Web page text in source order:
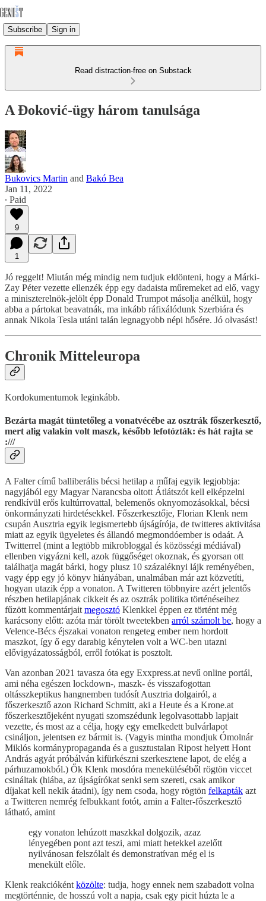
Subscribe Sign in
Read distraction-free on Substack
A Đoković-ügy három tanulsága
Bukovics Martin and Bakó Bea
Jan 11, 2022
∙ Paid
9
1
Jó reggelt! Miután még mindig nem tudjuk eldönteni, hogy a Márki-
Zay Péter vezette ellenzék épp egy dadaista műremeket ad elő, vagy
a miniszterelnök-jelölt épp Donald Trumpot másolja anélkül, hogy
abba a pártokat beavatnák, ma inkább ráfixálódunk Szerbiára és
annak Nikola Tesla utáni talán legnagyobb népi hősére. Jó olvasást!
Chronik Mitteleuropa
Kordokumentumok leginkább.
Bezárta magát tüntetőleg a vonatvécébe az osztrák főszerkesztő,
mert alig valakin volt maszk, később lefotózták: és hát rajta se
:///
A Falter című balliberális bécsi hetilap a műfaj egyik legjobbja:
nagyjából egy Magyar Narancsba oltott Átlátszót kell elképzelni
rendkívül erős kultúrrovattal, belemenős oknyomozásokkal, bécsi
önkormányzati hirdetésekkel. Főszerkesztője, Florian Klenk nem
csupán Ausztria egyik legismertebb újságírója, de twitteres aktivitása
miatt az egyik ügyeletes és állandó megmondóember is odaát. A
Twitterrel (mint a legtöbb mikrobloggal és közösségi médiával)
ellenben vigyázni kell, azok függőséget okoznak, és gyorsan ott
találhatja magát bárki, hogy plusz 10 százaléknyi lájk reményében,
vagy épp egy jó könyv hiányában, unalmában már azt közvetíti,
hogyan utazik épp a vonaton. A Twitteren többnyire azért jelentős
részben hetilapjának cikkeit és az osztrák politika történéseihez
fűzött kommentárjait megosztó Klenkkel éppen ez történt még
karácsony előtt: azóta már törölt tweetekben arról számolt be, hogy a
Velence-Bécs éjszakai vonaton rengeteg ember nem hordott
maszkot, így ő egy darabig kénytelen volt a WC-ben utazni
elővigyázatosságból, erről fotókat is posztolt.
Van azonban 2021 tavasza óta egy Exxpress.at nevű online portál,
ami néha egészen lockdown-, maszk- és visszafogottan
oltásszkeptikus hangnemben tudósít Ausztria dolgairól, a
főszerkesztő azon Richard Schmitt, aki a Heute és a Krone.at
főszerkesztőjeként nyugati szomszédunk legolvasottabb lapjait
vezette, és most az a célja, hogy egy emelkedett bulvárlapot
csináljon, jelentsen ez bármit is. (Vagyis mintha mondjuk Ómolnár
Miklós kormánypropaganda és a gusztustalan Ripost helyett Hont
András agyát próbálván kifürkészni szerkesztene lapot, de elég a
párhuzamokból.) Ők Klenk mosdóra meneküléséből rögtön viccet
csináltak (hiába, az újságírókat senki sem szereti, csak amikor
díjakat kell nekik átadni), így nem csoda, hogy rögtön felkapták azt
a Twitteren nemrég felbukkant fotót, amin a Falter-főszerkesztő
látható, amint
egy vonaton lehúzott maszkkal dolgozik, azaz
lényegében pont azt teszi, ami miatt hetekkel azelőtt
nyilvánosan felszólalt és demonstratívan még el is
menekült előle.
Klenk reakcióként közölte: tudja, hogy ennek nem szabadott volna
megtörténnie, de hosszú volt a napja, csak egy picit húzta le a